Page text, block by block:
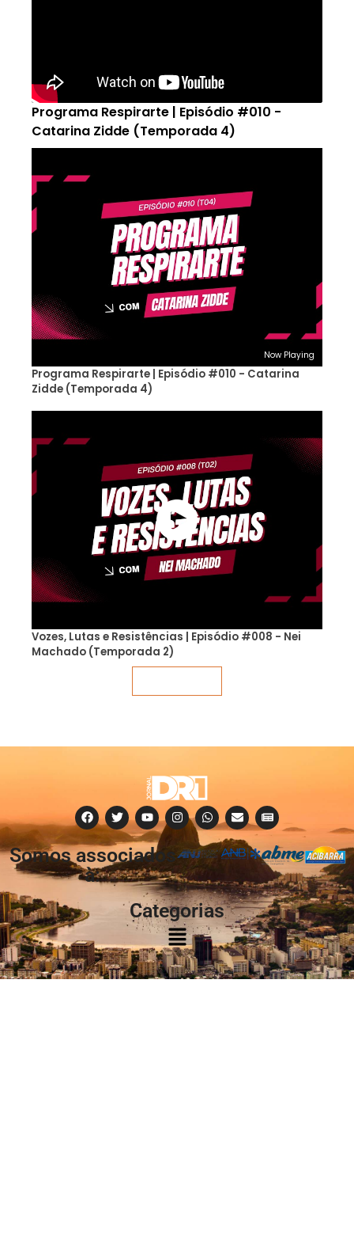
Programa Respirarte | Episódio #010 -
Catarina Zidde (Temporada 4)
Now Playing
Programa Respirarte | Episódio #010 - Catarina
Zidde (Temporada 4)
Vozes, Lutas e Resistências | Episódio #008 - Nei
Machado (Temporada 2)
Somos associados
à:
Categorias